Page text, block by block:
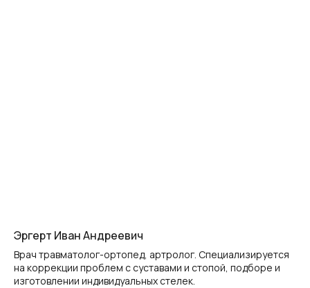
Эргерт Иван Андреевич
Врач травматолог-ортопед, артролог. Специализируется
на коррекции проблем с суставами и стопой, подборе и
изготовлении индивидуальных стелек.